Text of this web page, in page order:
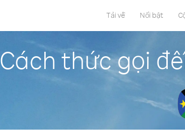
Tải về Nổi bật
Cách thức gọi